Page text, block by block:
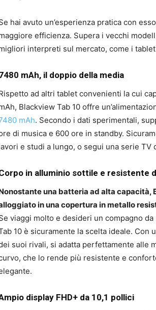
hai avuto un’esperienza pratica con
efficienza. Supera i vecchi
interpreti sul mercato, come i
mAh, il doppio della media
ad altri tablet convenienti la cui
Blackview Tab 10 offre
mAh. Secondo i dati sperimentali,
di musica e 600 ore in standby.
e studi a lungo, o segui una serie
in alluminio sottile e resistente
una batteria ad alta capacità,
in una copertura in metallo
viaggi molto e desideri un compagno
10 è sicuramente la scelta ideale.
suoi rivali, si adatta perfettamente alle
che lo rende più resistente e
display FHD+ da 10,1 pollici